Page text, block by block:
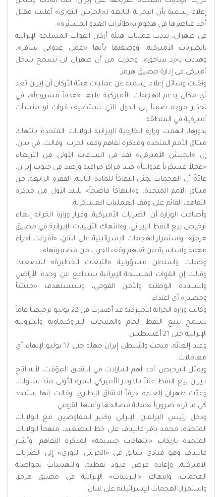
إعلام رسمية بأن البحرية التابعة لـ«الحرس الثوري» أعلنت مقتل
أحد عناصرها في هجوم بـ«طائرات العدو المسيّرة».
في طهران، نددت عمليات هيئة أركان القوات المسلحة الإيرانية
بالضربات الأميركية، ووصفتها بأنها «عمل عدواني سافر»،
وهددت بـ«رد ساحق». وحذرت من أن طهران لن تسمح بتدخل
أميركي في إدارة مضيق هرمز.
ونقلت وسائل إعلام رسمية عن عمليات هيئة الأركان أن إيران تعد
أي مكان يدعم الهجمات الأميركية عليها «هدفاً مشروعاً»، في
تحذير موجه ضمناً إلى الدول التي تستضيف قوات أو منشآت
أميركية في المنطقة.
بدورها، اتهمت وزارة الخارجية الإيرانية الولايات المتحدة بانتهاك
ميثاق الأمم المتحدة ومذكرة تفاهم وقف الحرب. وقالت، في بيان،
إن «الجيش الأميركي» نفذ في الساعات الأولى من الأربعاء
«عملاً عسكرياً عدوانياً» ضد مراكز مراقبة ورصد في جنوب إيران،
عادّةً أن الهجمات تمثل انتهاكاً للمادة الثانية، الفقرة الرابعة، من
ميثاق الأمم المتحدة، و«انتهاكاً فاضحاً» للبند الأول من مذكرة
التفاهم، القائم على وقف العمليات العسكرية.
وأضافت الوزارة أن الضربات الأميركية، وقرار وزارة الخزانة إلغاء
ترخيص بيع النفط الإيراني، و«انتهاك الترتيبات الإيرانية في مضيق
هرمز»، واستمرار الهجمات الإسرائيلية على لبنان، «أفرغت أجزاء
مهمة وأساسية من تفاهم وقف الحرب من مضمونها».
وحملت واشنطن مسؤولية «التبعات الخطيرة» للتصعيد.
وقالت إن القوات المسلحة الإيرانية ستدافع عن وحدة الأراضي
والسيادة الوطنية والأمن القومي، وستستهدف «منشأ
ومصدر» أي اعتداء.
وكانت وزارة الخزانة الأميركية قد أصدرت في 22 يونيو ترخيصاً عاماً
يسمح ببيع النفط الخام والمنتجات البتروكيماوية والبترولية
الإيرانية حتى 21 أغسطس.
وعند إلغائه، منحت واشنطن إيران مهلة حتى 17 يوليو لإنهاء أي
معاملات.
ويمثل الترخيص أحد أهم التنازلات في الاتفاق المؤقت، لأنه أتاح
لإيران بيع النفط علناً بالدولار الأميركي للمرة الأولى منذ سنوات.
وعدّت طهران إلغاءه خرقاً للاتفاق الإطاري، وقالت إنها ستتخذ
كل ما تراه ضرورياً لحماية مصالحها وأمنها القومي.
ودخل رئيس البرلمان الإيراني وكبير المفاوضين مع الولايات
المتحدة، محمد باقر قاليباف على خط التصعيد، متهماً الولايات
المتحدة بارتكاب «انتهاكات جسيمة» لمذكرة التفاهم. وأشار
قاليباف وهو قيادي سابق في «الحرس الثوري» إلى الضربات
الأميركية، وإعادة فرض قيود نفطية، والتهديدات بمواصلة
الهجمات، وانتهاك «الترتيبات» الإيرانية في مضيق هرمز،
واستمرار الهجمات الإسرائيلية على لبنان.